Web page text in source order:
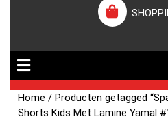
Home / Producten getagged
Shorts Kids Met Lamine Yamal